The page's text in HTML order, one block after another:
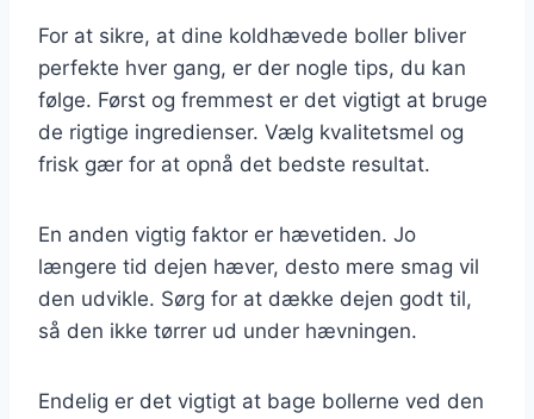
For at sikre, at dine koldhævede boller bliver
perfekte hver gang, er der nogle tips, du kan
følge. Først og fremmest er det vigtigt at bruge
de rigtige ingredienser. Vælg kvalitetsmel og
frisk gær for at opnå det bedste resultat.
En anden vigtig faktor er hævetiden. Jo
længere tid dejen hæver, desto mere smag vil
den udvikle. Sørg for at dække dejen godt til,
så den ikke tørrer ud under hævningen.
Endelig er det vigtigt at bage bollerne ved den